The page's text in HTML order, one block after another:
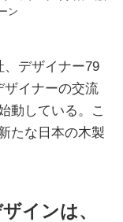
ン
、デザイナー79
イナーの交流
動している。こ
たな日本の木製
インは、